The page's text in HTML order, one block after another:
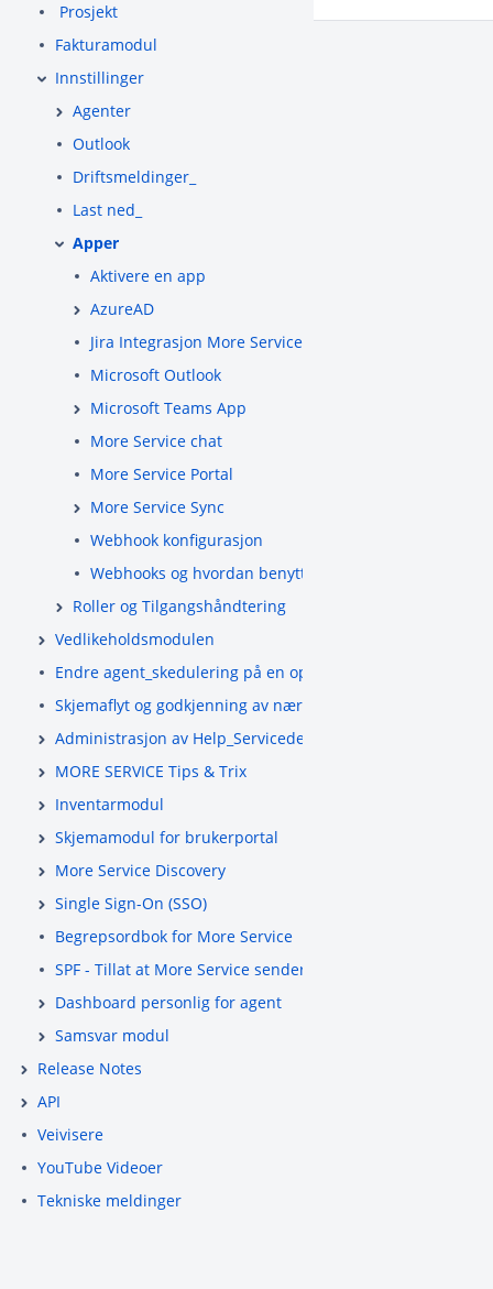
Prosjekt
Fakturamodul
Innstillinger
Agenter
Outlook
Driftsmeldinger_
Last ned_
Apper
Aktivere en app
AzureAD
Jira Integrasjon More Service
Microsoft Outlook
Microsoft Teams App
More Service chat
More Service Portal
More Service Sync
Webhook konfigurasjon
Webhooks og hvordan benytte dette!
Roller og Tilgangshåndtering
Vedlikeholdsmodulen
Endre agent_skedulering på en oppgave eller slette
Skjemaflyt og godkjenning av nærmeste leder
Administrasjon av Help_Servicedesk _(ServiceDesk-
MORE SERVICE Tips & Trix
Inventarmodul
Skjemamodul for brukerportal
More Service Discovery
Single Sign-On (SSO)
Begrepsordbok for More Service
SPF - Tillat at More Service sender e-post på vegne av ditt
Dashboard personlig for agent
Samsvar modul
Release Notes
API
Veivisere
YouTube Videoer
Tekniske meldinger